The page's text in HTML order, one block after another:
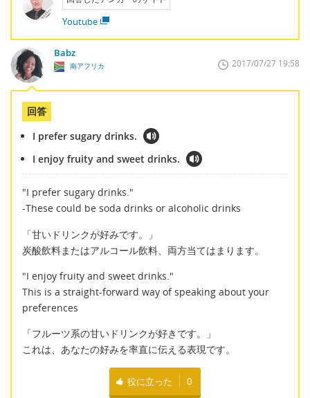
Youtube
Babz
南アフリカ 2017/07/27 19:58
回答
I prefer sugary drinks.
I enjoy fruity and sweet drinks.
"I prefer sugary drinks."
-These could be soda drinks or alcoholic drinks
「甘いドリンクが好みです。」
炭酸飲料またはアルコール飲料、両方当てはまります。
"I enjoy fruity and sweet drinks."
This is a straight-forward way of speaking about your
preferences
「フルーツ系の甘いドリンクが好きです。」
これは、あなたの好みを率直に伝える表現です。
役に立った 0